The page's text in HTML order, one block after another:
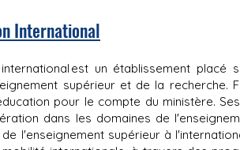
International
est un établissement
supérieur et de la recherche.
pour le compte du ministère.
dans les domaines de
l'enseignement supérieur à